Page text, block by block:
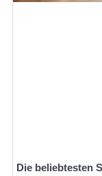
Die beliebtesten